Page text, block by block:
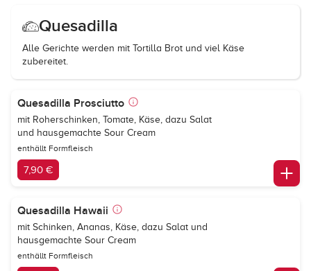
Quesadilla
Alle Gerichte werden mit Tortilla Brot und viel Käse
zubereitet.
Quesadilla Prosciutto
mit Roherschinken, Tomate, Käse, dazu Salat
und hausgemachte Sour Cream
enthällt Formfleisch
7,90 €
Quesadilla Hawaii
mit Schinken, Ananas, Käse, dazu Salat und
hausgemachte Sour Cream
enthällt Formfleisch